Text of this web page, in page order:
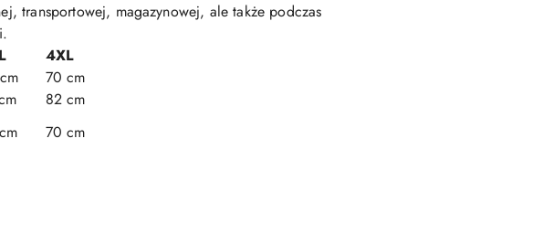
transportowej, magazynowej, ale także podczas
4XL
70 cm
82 cm
70 cm